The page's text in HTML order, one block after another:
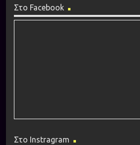
Στο Facebook
Στο Instragram